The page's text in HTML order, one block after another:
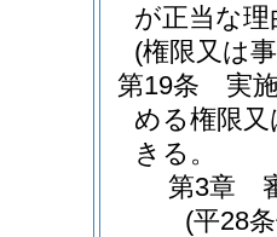
が正当な
(権限又は
第19条
実
める権限
きる。
第3章
(平28